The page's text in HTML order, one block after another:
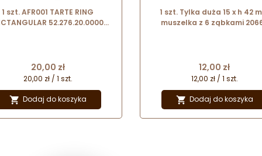
1 szt. AFR001 TARTE RING
52.276.20.0000
Cena
20,00 zł
20,00 zł / 1 szt.
 Dodaj do koszyka
1 szt. Tylka duża 15 x h 42
muszelka z 6 ząbkami
Cena
12,00 zł
12,00 zł / 1 szt.
 Dodaj do koszyka